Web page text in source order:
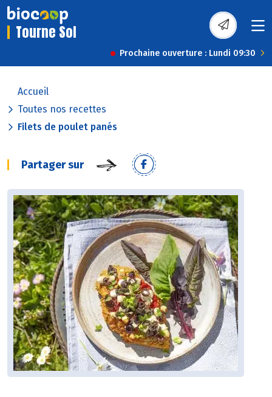
Tourne Sol
Prochaine ouverture : Lundi 09:30
Accueil
Toutes nos recettes
Filets de poulet panés
Partager sur